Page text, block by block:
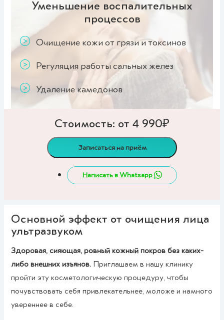
Уменьшение воспалительных
процессов
Очищение кожи от грязи и токсинов
Регуляция работы сальных желез
Удаление камедонов
Стоимость: от 4 990₽
Записаться на приём
Написать в Whatsapp
Основной эффект от очищения лица
ультразвуком
Здоровая, сияющая, ровный кожный покров без каких-
либо внешних изъянов. Приглашаем в нашу клинику
пройти эту косметологическую процедуру, чтобы
почувствовать себя привлекательнее, моложе и намного
увереннее в себе.